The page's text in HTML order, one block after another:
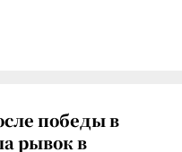
победы в
рывок в